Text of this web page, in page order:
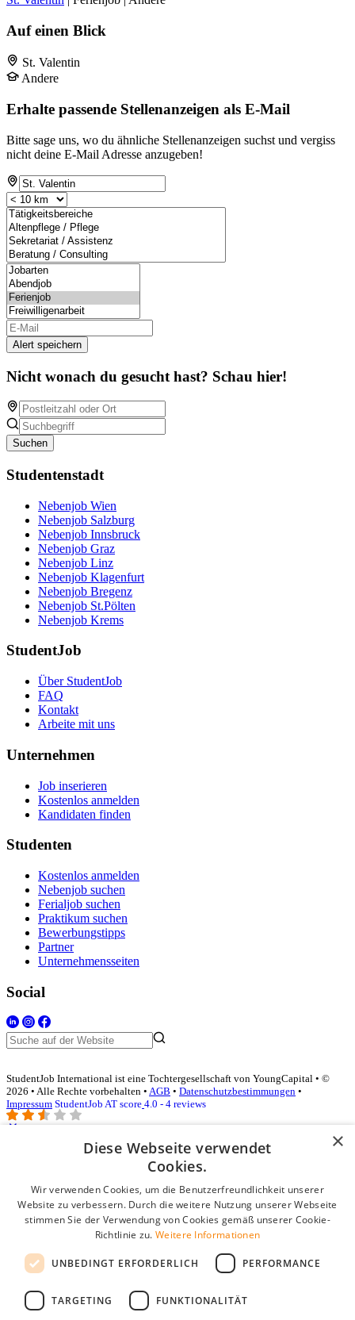
Auf einen Blick
St. Valentin
Andere
Erhalte passende Stellenanzeigen als E-Mail
Bitte sage uns, wo du ähnliche Stellenanzeigen suchst und vergiss
nicht deine E-Mail Adresse anzugeben!
Alert speichern
Nicht wonach du gesucht hast? Schau hier!
Suchen
Studentenstadt
Nebenjob Wien
Nebenjob Salzburg
Nebenjob Innsbruck
Nebenjob Graz
Nebenjob Linz
Nebenjob Klagenfurt
Nebenjob Bregenz
Nebenjob St.Pölten
Nebenjob Krems
StudentJob
Über StudentJob
FAQ
Kontakt
Arbeite mit uns
Unternehmen
Job inserieren
Kostenlos anmelden
Kandidaten finden
Studenten
Kostenlos anmelden
Nebenjob suchen
Ferialjob suchen
Praktikum suchen
Bewerbungstipps
Partner
Unternehmensseiten
Social
StudentJob International ist eine Tochtergesellschaft von YoungCapital • ©
2026 • Alle Rechte vorbehalten • AGB • Datenschutzbestimmungen •
Impressum StudentJob AT score 4.0 - 4 reviews
Login für Unternehmen
E-Mail*
Passwort
Angemeldet bleiben
Passwort vergessen?
Kostenloses Unternehmensprofil
×
Diese Webseite verwendet
Cookies.
Wir verwenden Cookies, um die Benutzerfreundlichkeit unserer
Website zu verbessern. Durch die weitere Nutzung unserer Webseite
stimmen Sie der Verwendung von Cookies gemäß unserer Cookie-
Richtlinie zu. Weitere Informationen
UNBEDINGT ERFORDERLICH PERFORMANCE
TARGETING FUNKTIONALITÄT